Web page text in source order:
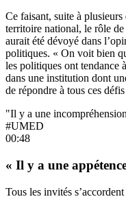
Ce faisant, suite à
territoire national, le rôle de
aurait été dévoyé dans
politiques. « On voit bien
les politiques ont tendance
dans une institution dont
de répondre à tous ces
"Il y a une
#UMED
00:48
« Il y a une
Tous les invités